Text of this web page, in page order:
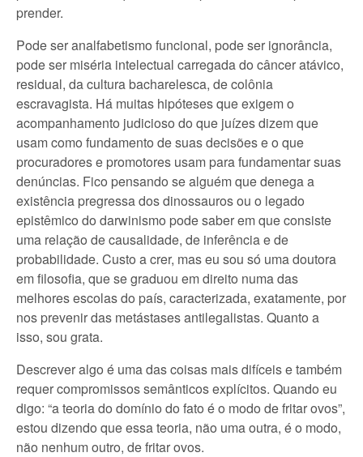
prender.
Pode ser analfabetismo funcional, pode ser ignorância,
pode ser miséria intelectual carregada do câncer atávico,
residual, da cultura bacharelesca, de colônia
escravagista. Há muitas hipóteses que exigem o
acompanhamento judicioso do que juízes dizem que
usam como fundamento de suas decisões e o que
procuradores e promotores usam para fundamentar suas
denúncias. Fico pensando se alguém que denega a
existência pregressa dos dinossauros ou o legado
epistêmico do darwinismo pode saber em que consiste
uma relação de causalidade, de inferência e de
probabilidade. Custo a crer, mas eu sou só uma doutora
em filosofia, que se graduou em direito numa das
melhores escolas do país, caracterizada, exatamente, por
nos prevenir das metástases antilegalistas. Quanto a
isso, sou grata.
Descrever algo é uma das coisas mais difíceis e também
requer compromissos semânticos explícitos. Quando eu
digo: “a teoria do domínio do fato é o modo de fritar ovos”,
estou dizendo que essa teoria, não uma outra, é o modo,
não nenhum outro, de fritar ovos.